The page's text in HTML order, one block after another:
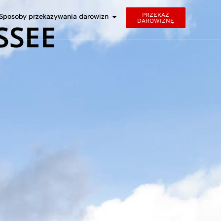
przekazywania darowizn
PRZEKAŻ
DAROWIZNĘ